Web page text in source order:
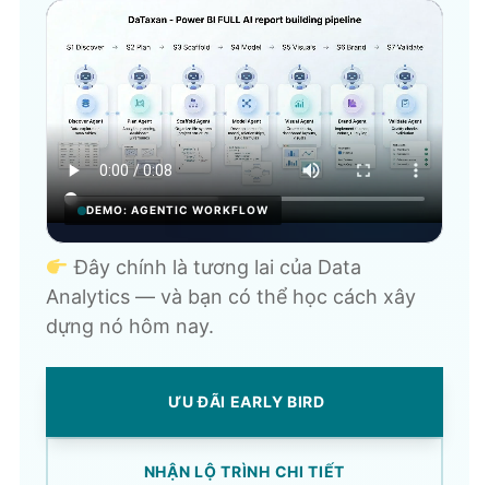
DEMO: AGENTIC WORKFLOW
Đây chính là tương lai của Data
Analytics — và bạn có thể học cách xây
dựng nó hôm nay.
ƯU ĐÃI EARLY BIRD
NHẬN LỘ TRÌNH CHI TIẾT